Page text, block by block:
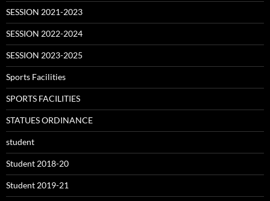
SESSION 2021-2023
SESSION 2022-2024
SESSION 2023-2025
Sports Facilities
SPORTS FACILITIES
STATUES ORDINANCE
student
Student 2018-20
Student 2019-21